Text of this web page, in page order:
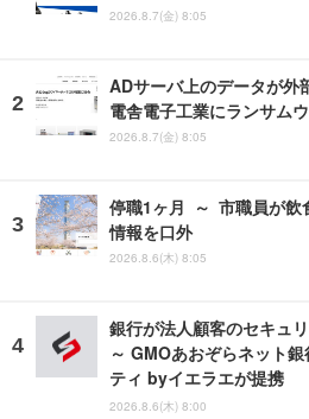
2026.8.7(金) 8:05
ADサーバ上のデータが
電舎電子工業にランサム
2026.8.7(金) 8:05
停職1ヶ月 ～ 市職員が飲
情報を口外
2026.8.6(木) 8:05
銀行が法人顧客のセキュ
～ GMOあおぞらネット
ティ byイエラエが提携
2026.8.6(木) 8:00